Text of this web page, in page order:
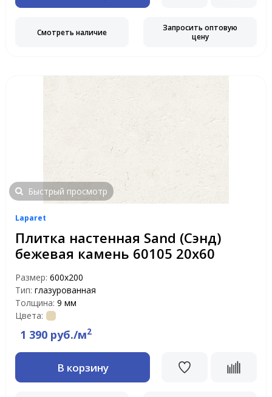
Смотреть наличие
Запросить оптовую
цену
Быстрый просмотр
Laparet
Плитка настенная Sand (Сэнд)
бежевая камень 60105 20х60
Размер: 600х200
Тип: глазурованная
Толщина: 9 мм
Цвета:
1 390 руб./м2
В корзину